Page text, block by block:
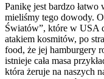
Panikę jest bardzo
mieliśmy tego dowody.
Światów”, które w USA
atakiem kosmitów, po
food, że jej hamburgery
istnieje cała masa
która żeruje na naszych